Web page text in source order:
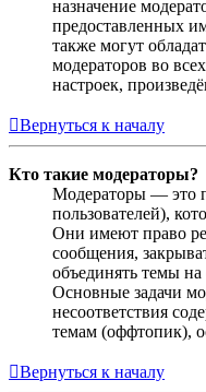
назначение
предоставленных
также могут
модераторов во
настроек,
Вернуться к началу
Кто такие модераторы?
Модераторы — это
пользователей),
Они имеют право
сообщения,
объединять темы
Основные задачи
несоответствия
темам (оффтопик),
Вернуться к началу